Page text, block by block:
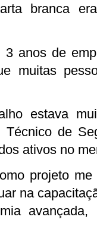
branca
anos de
muitas
estava
de
ativos no
projeto
na